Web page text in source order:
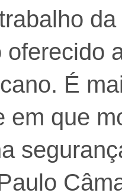
oferecido
É
em que